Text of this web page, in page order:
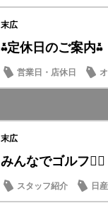
末広
⁂定休日のご案内⁂
営業日・店休日
末広
みんなでゴルフ🏌️‍♂️
スタッフ紹介 日